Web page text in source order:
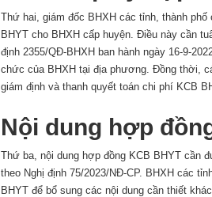
Thứ hai, giám đốc BHXH các tỉnh, thành
BHYT cho BHXH cấp huyện. Điều này cần
định 2355/QĐ-BHXH ban hành ngày 16-9-
chức của BHXH tại địa phương. Đồng thời,
giám định và thanh quyết toán chi phí KCB
Nội dung hợp
Thứ ba, nội dung hợp đồng KCB BHYT cần
theo Nghị định 75/2023/NĐ-CP. BHXH các
BHYT để bổ sung các nội dung cần thiết